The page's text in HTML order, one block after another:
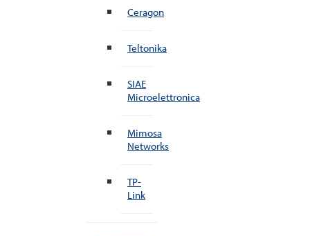
Ceragon
Teltonika
SIAE
Microelettronica
Mimosa
Networks
TP-
Link